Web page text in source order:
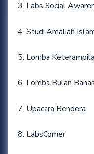
3. Labs Social
4. Studi Amaliah
5. Lomba
6. Lomba Bulan
7. Upacara Bendera
8. LabsCorner